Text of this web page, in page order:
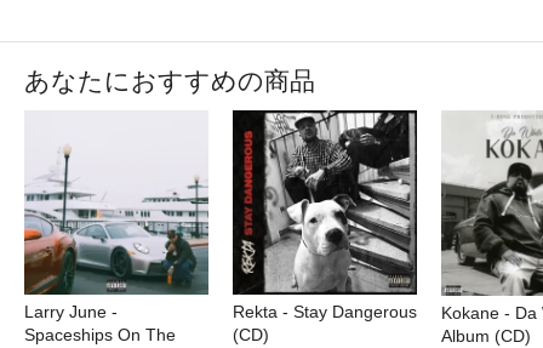
あなたにおすすめの商品
Larry June -
Spaceships On The
Rekta - Stay Dangerous
(CD)
Kokane - Da
Album (CD)